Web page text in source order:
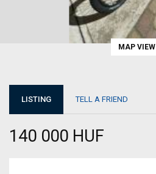
MAP VIEW
LISTING TELL A FRIEND
140 000 HUF